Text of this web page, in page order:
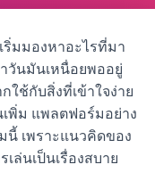
มมองหาอะไรที่มา
วันมันเหนื่อยพออยู่
ใช้กับสิ่งที่เข้าใจง่าย
เพิ่ม แพลตฟอร์มอย่าง
นี้ เพราะแนวคิดของ
ล่นเป็นเรื่องสบาย